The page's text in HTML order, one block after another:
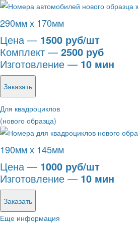
290мм х 170мм
Цена — 1500 руб/шт
Комплект — 2500 руб
Изготовление — 10 мин
Заказать
Для квадроциклов
(нового образца)
190мм х 145мм
Цена — 1000 руб/шт
Изготовление — 10 мин
Заказать
Еще информация